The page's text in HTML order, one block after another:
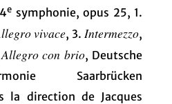
esymphonie, opus 25, 1.
vivace, 3. Intermezzo,
Allegro con brio, Deutsche
Saarbrücken
la direction de Jacques